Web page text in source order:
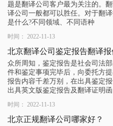
题是翻译公司客户最为关注的。
译公司一般都可以胜任。对于翻
是什么?不同领域、不同语种
时间： 2022-11-13
北京翻译公司鉴定报告翻译报
众所周知，鉴定报告是社会司法
件和鉴定事项完毕后，向委托方
报告内容千差万别，在出具鉴定
出具英文版鉴定报告及翻译证明函
时间： 2022-11-13
北京正规翻译公司哪家好？